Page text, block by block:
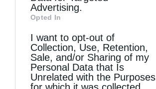
Advertising.
Opted In
I want to opt-out of
Collection, Use, Retention,
Sale, and/or Sharing of my
Personal Data that Is
Unrelated with the Purposes
for which it was collected.